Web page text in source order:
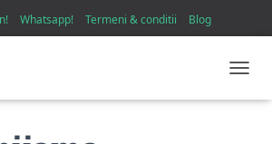
Whatsapp! Termeni & conditii Blog